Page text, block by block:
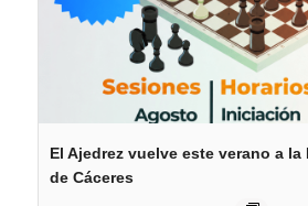
El Ajedrez vuelve este verano a
de Cáceres